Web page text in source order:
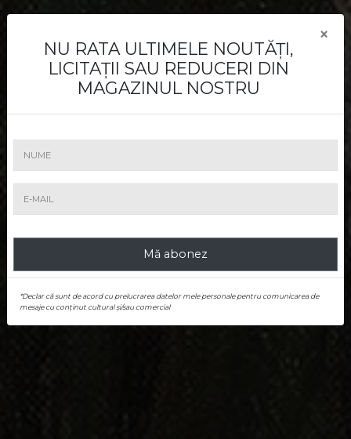
Cum vând
Aveți o lucrare de vânzare? Noi o vom
promova şi o vom vinde la cel mai bun
NU RATA ULTIMELE NOUTĂȚI,
LICITAȚII SAU REDUCERI DIN
MAGAZINUL NOSTRU
×
Mă abonez
*Declar că sunt de acord cu prelucrarea datelor mele personale pentru comunicarea de
mesaje cu conținut cultural și/sau comercial